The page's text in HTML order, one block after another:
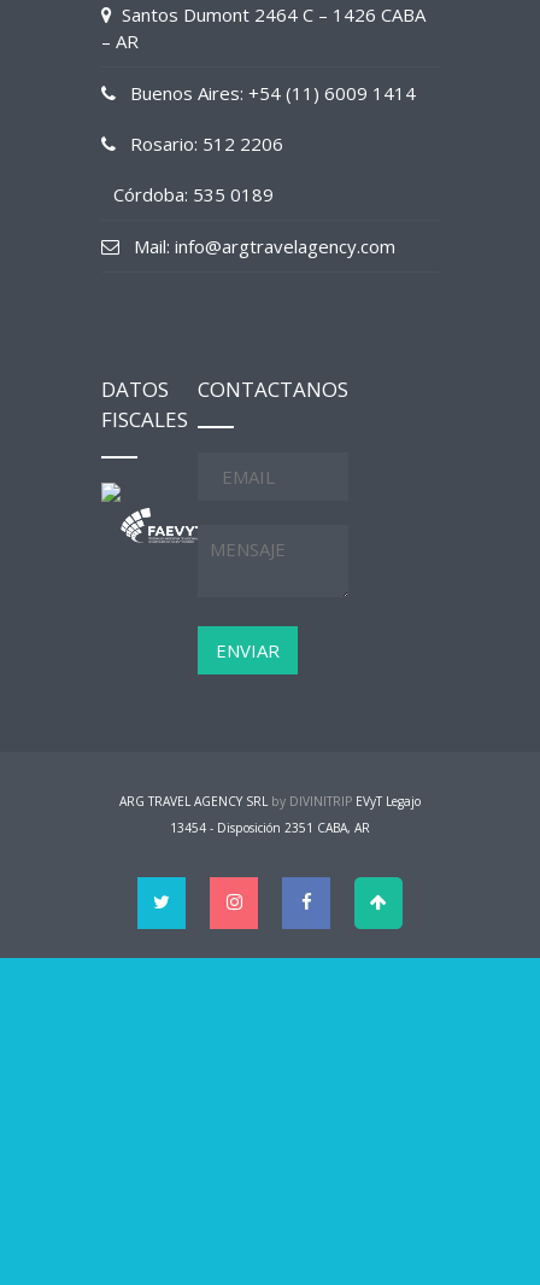
Santos Dumont 2464 C – 1426 CABA
– AR
Buenos Aires: +54 (11) 6009 1414
Rosario: 512 2206
Córdoba: 535 0189
Mail: info@argtravelagency.com
DATOS
FISCALES
CONTACTANOS
ARG TRAVEL AGENCY SRLby DIVINITRIP EVyT Legajo
13454 - Disposición 2351 CABA, AR